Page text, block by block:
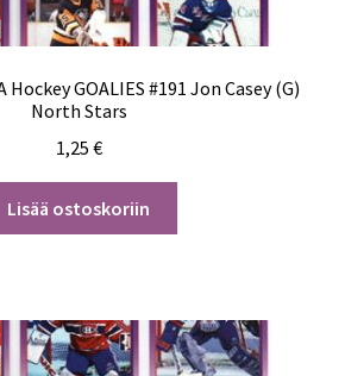
Hockey GOALIES #191 Jon Casey (G)
North Stars
1,25 €
Lisää ostoskoriin